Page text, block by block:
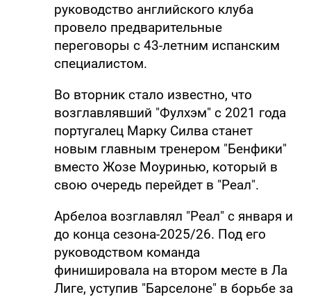
руководство английского клуба
провело предварительные
переговоры с 43‑летним испанским
специалистом.
Во вторник стало известно, что
возглавлявший "Фулхэм" с 2021 года
португалец Марку Силва станет
новым главным тренером "Бенфики"
вместо Жозе Моуринью, который в
свою очередь перейдет в "Реал".
Арбелоа возглавлял "Реал" с января и
до конца сезона‑2025/26. Под его
руководством команда
финишировала на втором месте в Ла
Лиге, уступив "Барселоне" в борьбе за